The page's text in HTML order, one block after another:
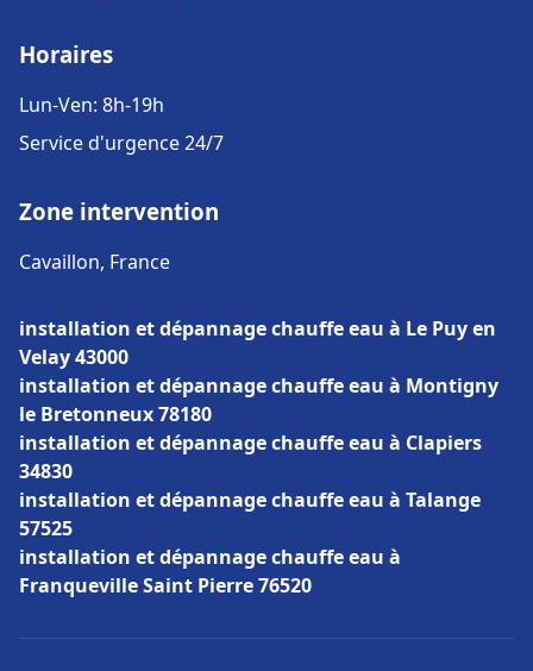
Horaires
Lun-Ven: 8h-19h
Service d'urgence 24/7
Zone intervention
Cavaillon, France
installation et dépannage chauffe eau à Le Puy en
Velay 43000
installation et dépannage chauffe eau à Montigny
le Bretonneux 78180
installation et dépannage chauffe eau à Clapiers
34830
installation et dépannage chauffe eau à Talange
57525
installation et dépannage chauffe eau à
Franqueville Saint Pierre 76520